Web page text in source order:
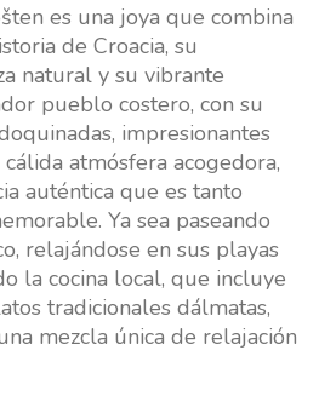
es una joya que combina
de Croacia, su
natural y su vibrante
pueblo costero, con su
impresionantes
atmósfera acogedora,
auténtica que es tanto
Ya sea paseando
relajándose en sus playas
la cocina local, que incluye
tradicionales dálmatas,
mezcla única de relajación